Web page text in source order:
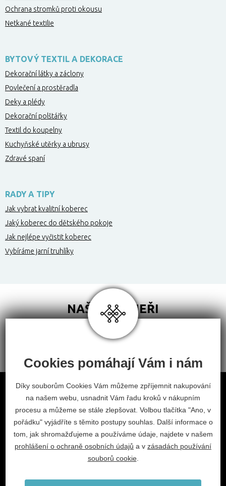
Ochrana stromků proti okousu
Netkané textilie
BYTOVÝ TEXTIL A DEKORACE
Dekorační látky a záclony
Povlečení a prostěradla
Deky a plédy
Dekorační polštářky
Textil do koupelny
Kuchyňské utěrky a ubrusy
Zdravé spaní
RADY A TIPY
Jak vybrat kvalitní koberec
Jaký koberec do dětského pokoje
Jak nejlépe vyčistit koberec
Vybíráme jarní truhlíky
NAŠI PARTNEŘI
Obchodní podmínky
Odstoupení od smlouvy
Nastavení cookies
facebookinstagram
2026 © Habitat, a.s.
info@habitat-cz.cz
Cookies pomáhají Vám i nám
Díky souborům Cookies Vám můžeme zpříjemnit nakupování
na našem webu, usnadnit Vám řadu kroků v nákupním
procesu a můžeme se stále zlepšovat. Volbou tlačítka "Ano, v
pořádku" vyjádříte s těmito postupy souhlas. Další informace o
tom, jak shromažďujeme a používáme údaje, najdete v našem
prohlášení o ochraně osobních údajů a v zásadách používání
souborů cookie.